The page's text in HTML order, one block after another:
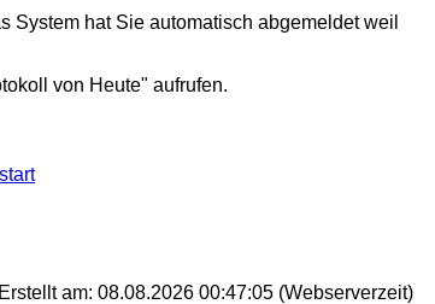
System hat Sie automatisch abgemeldet weil
von Heute" aufrufen.
Erstellt am: 08.08.2026 00:47:05 (Webserverzeit)